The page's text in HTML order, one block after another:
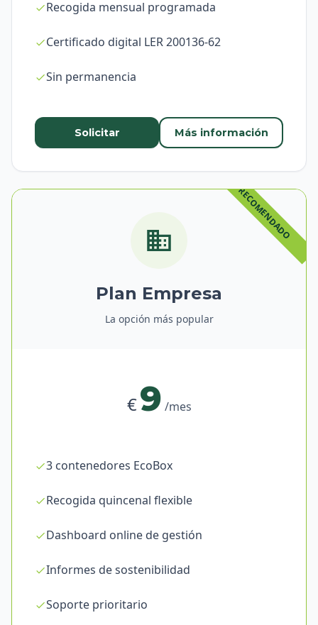
Recogida mensual programada
Certificado digital LER 200136-62
Sin permanencia
Solicitar Más información
Plan Empresa
La opción más popular
€9 /mes
3 contenedores EcoBox
Recogida quincenal flexible
Dashboard online de gestión
Informes de sostenibilidad
Soporte prioritario